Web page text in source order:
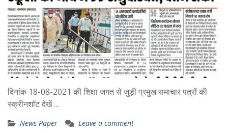
दिनांक 18-08-2021 की शिक्षा जगत से जुड़ी प्रमुख समाचार पत्रों की
स्क्रीनशॉट देखें …
News Paper Leave a comment